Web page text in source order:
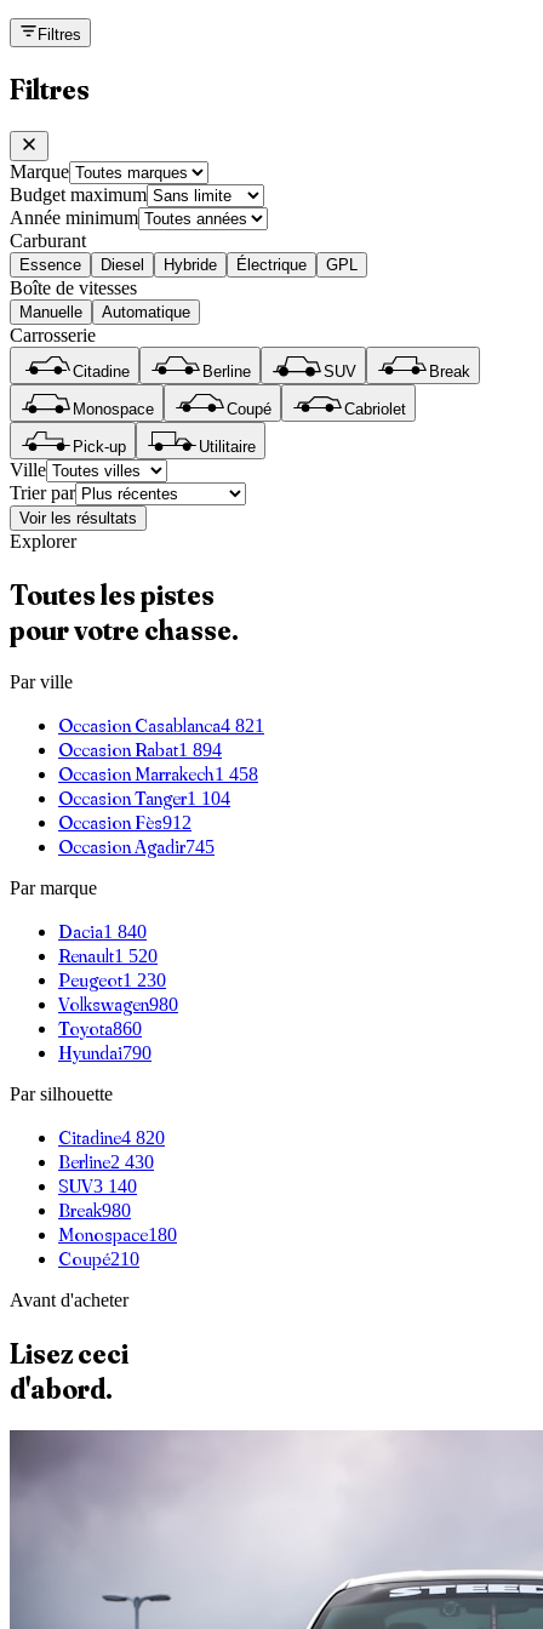
Filtres
Filtres
Marque
Budget maximum
Année minimum
Carburant
Essence Diesel Hybride Électrique GPL
Boîte de vitesses
Manuelle Automatique
Carrosserie
Citadine Berline SUV Break
Monospace Coupé Cabriolet
Pick-up Utilitaire
Ville
Trier par
Voir les résultats
Explorer
Toutes les pistes
pour votre chasse.
Par ville
Occasion Casablanca4 821
Occasion Rabat1 894
Occasion Marrakech1 458
OccasionTanger1 104
Occasion Fès912
Occasion Agadir745
Par marque
Dacia1 840
Renault1 520
Peugeot1 230
Volkswagen980
Toyota860
Hyundai790
Par silhouette
Citadine4 820
Berline2 430
SUV3 140
Break980
Monospace180
Coupé210
Avant d'acheter
Lisez ceci
d'abord.